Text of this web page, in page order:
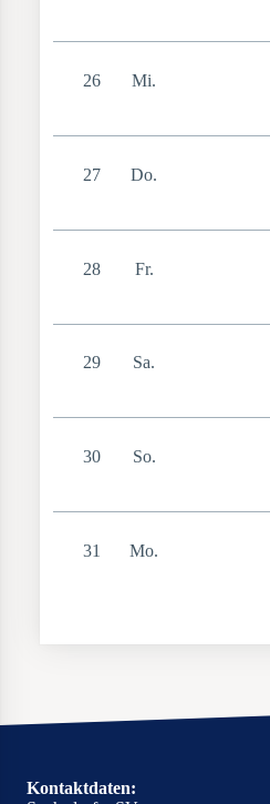
26 Mi.
27 Do.
28 Fr.
29 Sa.
30 So.
31 Mo.
Kontaktdaten: